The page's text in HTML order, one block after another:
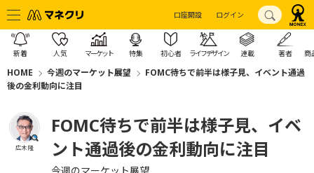
口座開設 ログイン
新着 人気 マーケット 特集 初心者 ライフデザイン 連載 著者 商
HOME 今週のマーケット展望
FOMC待ちで前半は様子見、イベント通過
後の金利動向に注目
広木 隆
FOMC待ちで前半は様子見、イベ
ント通過後の金利動向に注目